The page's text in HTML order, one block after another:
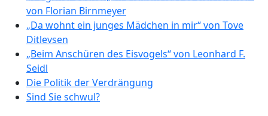
von Florian Birnmeyer
„Da wohnt ein junges Mädchen in mir“ von Tove
Ditlevsen
„Beim Anschüren des Eisvogels“ von Leonhard F.
Seidl
Die Politik der Verdrängung
Sind Sie schwul?